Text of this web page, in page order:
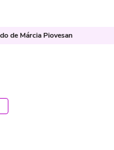
de Márcia Piovesan